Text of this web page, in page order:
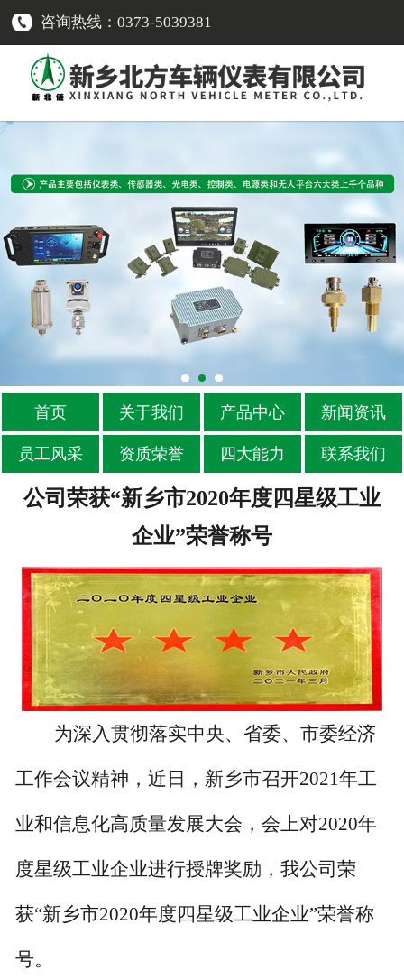
咨询热线：0373-5039381
首页 关于我们 产品中心 新闻资讯
员工风采 资质荣誉 四大能力 联系我们
公司荣获“新乡市2020年度四星级工业
企业”荣誉称号
为深入贯彻落实中央、省委、市委经济
工作会议精神，近日，新乡市召开2021年工
业和信息化高质量发展大会，会上对2020年
度星级工业企业进行授牌奖励，我公司荣
获“新乡市2020年度四星级工业企业”荣誉称
号。